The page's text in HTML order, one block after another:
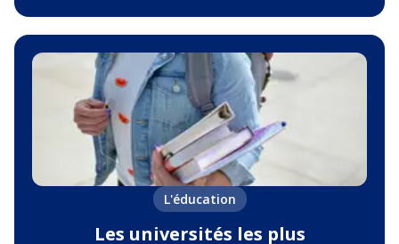
L'éducation
Les universités les plus